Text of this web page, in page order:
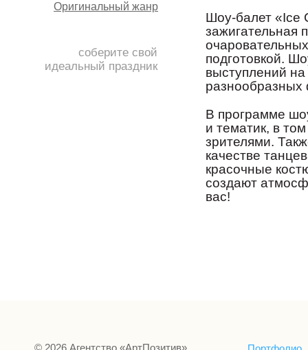
Оригинальный жанр
соберите свой
идеальный праздник
Шоу-балет «Ice
зажигательная
подготовкой.
выступлений
В программе
и тематик, в
зрителями.
качестве
красочные
создают
вас!